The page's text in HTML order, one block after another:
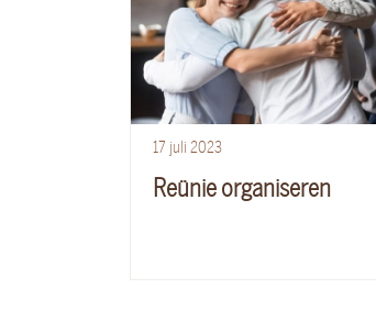
17 juli 2023
Reünie organiseren